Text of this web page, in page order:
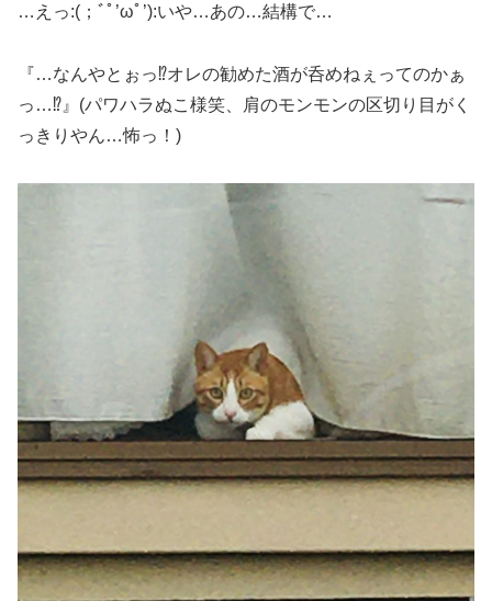
…えっ:(；ﾞﾟ’ωﾟ’):いや…あの…結構で…
『…なんやとぉっ⁉︎オレの勧めた酒が呑めねぇってのかぁ
っ…⁉︎』(パワハラぬこ様笑、肩のモンモンの区切り目がく
っきりやん…怖っ！)